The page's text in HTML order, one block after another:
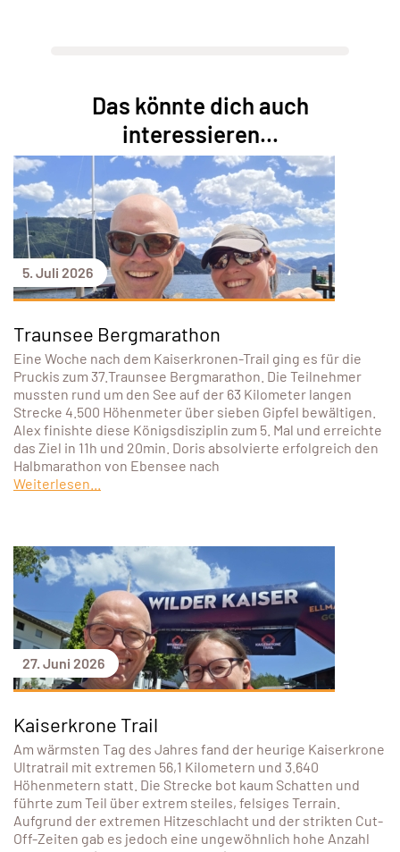
Das könnte dich auch
interessieren...
5. Juli 2026
Traunsee Bergmarathon
Eine Woche nach dem Kaiserkronen-Trail ging es für die
Pruckis zum 37.Traunsee Bergmarathon. Die Teilnehmer
mussten rund um den See auf der 63 Kilometer langen
Strecke 4.500 Höhenmeter über sieben Gipfel bewältigen.
Alex finishte diese Königsdisziplin zum 5. Mal und erreichte
das Ziel in 11h und 20min. Doris absolvierte erfolgreich den
Halbmarathon von Ebensee nach
Weiterlesen...
27. Juni 2026
Kaiserkrone Trail
Am wärmsten Tag des Jahres fand der heurige Kaiserkrone
Ultratrail mit extremen 56,1 Kilometern und 3.640
Höhenmetern statt. Die Strecke bot kaum Schatten und
führte zum Teil über extrem steiles, felsiges Terrain.
Aufgrund der extremen Hitzeschlacht und der strikten Cut-
Off-Zeiten gab es jedoch eine ungewöhnlich hohe Anzahl